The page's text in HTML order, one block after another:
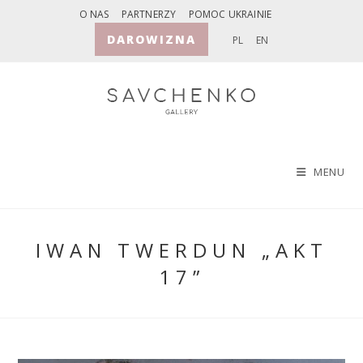
O NAS PARTNERZY POMOC UKRAINIE
DAROWIZNA PL EN
MENU
IWAN TWERDUN „AKT
17”